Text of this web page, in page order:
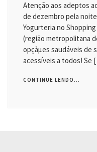
Atenção aos adeptos
de dezembro pela
Yogurteria no
(região metropolitana
opçàµes saudáveis de
acessíveis a todos! Se
CONTINUE LENDO...